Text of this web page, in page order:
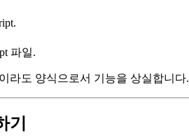
파일.
라도 양식으로서 기능을 상실합니다.